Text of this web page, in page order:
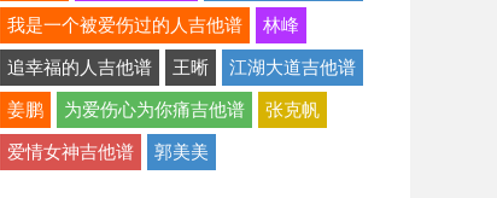
我是一个被爱伤过的人吉他谱 林峰
追幸福的人吉他谱 王晰 江湖大道吉他谱
姜鹏 为爱伤心为你痛吉他谱 张克帆
爱情女神吉他谱 郭美美